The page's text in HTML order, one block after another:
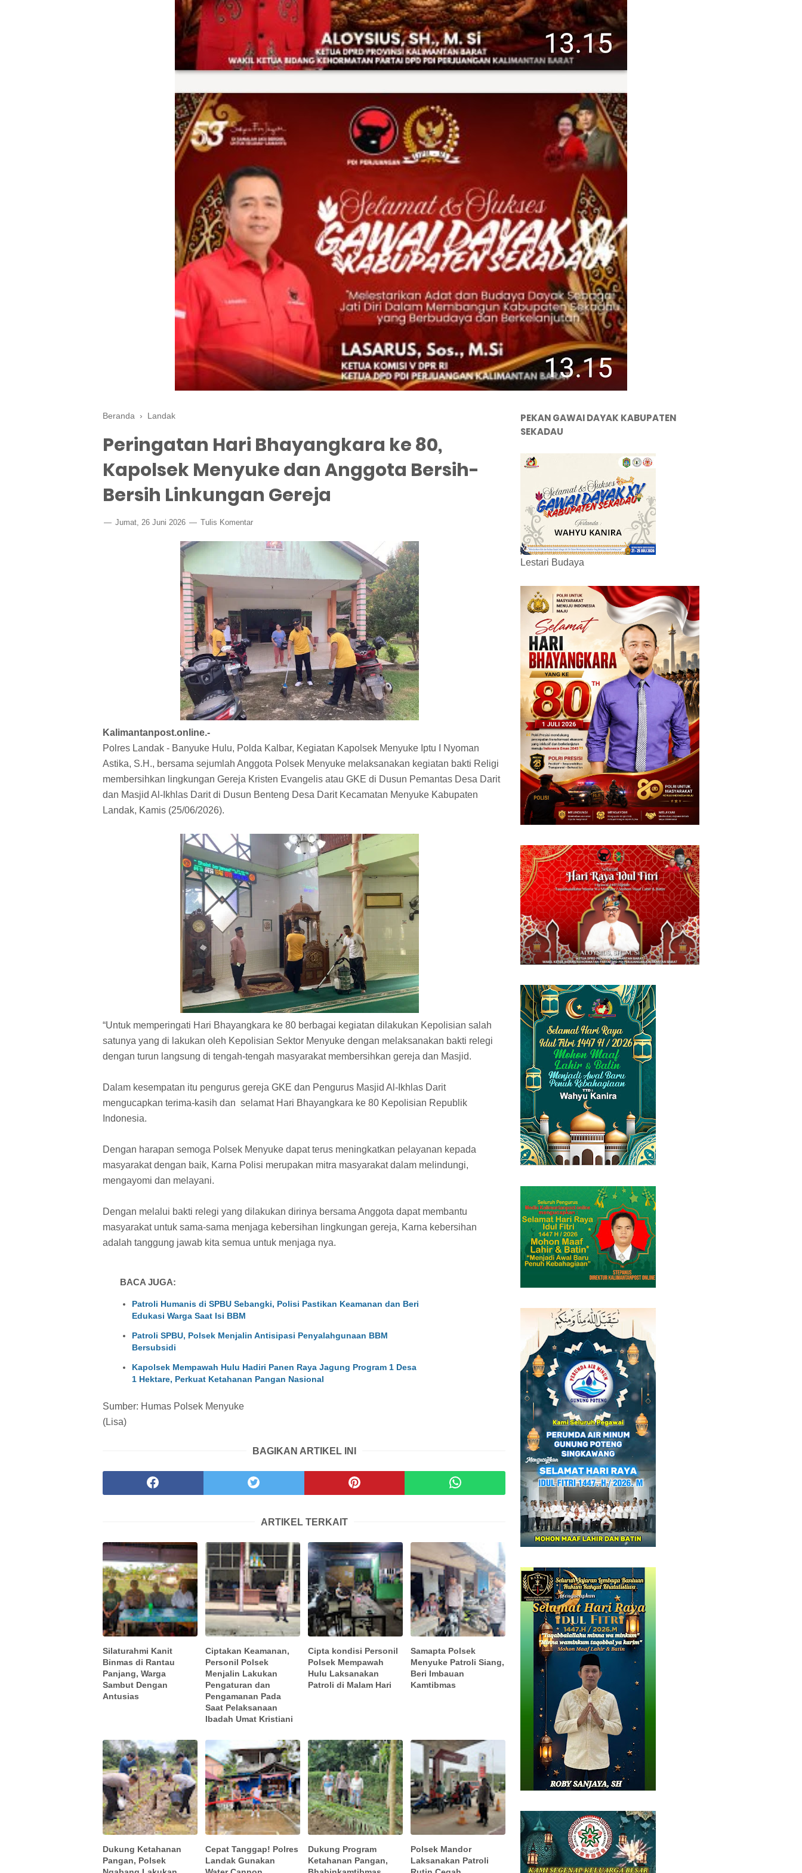
Beranda › Landak
Peringatan Hari Bhayangkara ke 80,
Kapolsek Menyuke dan Anggota Bersih-
Bersih Linkungan Gereja
Jumat, 26 Juni 2026 Tulis Komentar
Kalimantanpost.online.-
Polres Landak - Banyuke Hulu, Polda Kalbar, Kegiatan Kapolsek Menyuke Iptu I Nyoman
Astika, S.H., bersama sejumlah Anggota Polsek Menyuke melaksanakan kegiatan bakti Religi
membersihkan lingkungan Gereja Kristen Evangelis atau GKE di Dusun Pemantas Desa Darit
dan Masjid Al-Ikhlas Darit di Dusun Benteng Desa Darit Kecamatan Menyuke Kabupaten
Landak, Kamis (25/06/2026).
“Untuk memperingati Hari Bhayangkara ke 80 berbagai kegiatan dilakukan Kepolisian salah
satunya yang di lakukan oleh Kepolisian Sektor Menyuke dengan melaksanakan bakti relegi
dengan turun langsung di tengah-tengah masyarakat membersihkan gereja dan Masjid.
Dalam kesempatan itu pengurus gereja GKE dan Pengurus Masjid Al-Ikhlas Darit
mengucapkan terima-kasih dan selamat Hari Bhayangkara ke 80 Kepolisian Republik
Indonesia.
Dengan harapan semoga Polsek Menyuke dapat terus meningkatkan pelayanan kepada
masyarakat dengan baik, Karna Polisi merupakan mitra masyarakat dalam melindungi,
mengayomi dan melayani.
Dengan melalui bakti relegi yang dilakukan dirinya bersama Anggota dapat membantu
masyarakat untuk sama-sama menjaga kebersihan lingkungan gereja, Karna kebersihan
adalah tanggung jawab kita semua untuk menjaga nya.
BACA JUGA:
Patroli Humanis di SPBU Sebangki, Polisi Pastikan Keamanan dan Beri
Edukasi Warga Saat Isi BBM
Patroli SPBU, Polsek Menjalin Antisipasi Penyalahgunaan BBM
Bersubsidi
Kapolsek Mempawah Hulu Hadiri Panen Raya Jagung Program 1 Desa
1 Hektare, Perkuat Ketahanan Pangan Nasional
Sumber: Humas Polsek Menyuke
(Lisa)
BAGIKAN ARTIKEL INI
ARTIKEL TERKAIT
Silaturahmi Kanit
Binmas di Rantau
Panjang, Warga
Sambut Dengan
Antusias
Ciptakan Keamanan,
Personil Polsek
Menjalin Lakukan
Pengaturan dan
Pengamanan Pada
Saat Pelaksanaan
Ibadah Umat Kristiani
Cipta kondisi Personil
Polsek Mempawah
Hulu Laksanakan
Patroli di Malam Hari
Samapta Polsek
Menyuke Patroli Siang,
Beri Imbauan
Kamtibmas
Dukung Ketahanan
Pangan, Polsek
Cepat Tanggap! Polres
Landak Gunakan
Dukung Program
Ketahanan Pangan,
Polsek Mandor
Laksanakan Patroli
PEKAN GAWAI DAYAK KABUPATEN
SEKADAU
Lestari Budaya